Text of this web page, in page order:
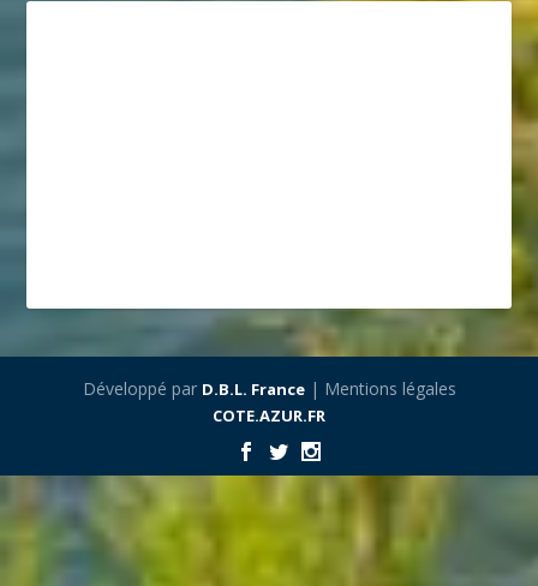
Développé par D.B.L. France| Mentions légales
COTE.AZUR.FR